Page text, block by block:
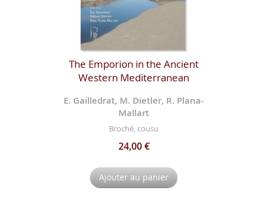
The Emporion in the Ancient
Western Mediterranean
E. Gailledrat, M. Dietler, R. Plana-
Mallart
Broché, cousu
24,00 €
Ajouter au panier